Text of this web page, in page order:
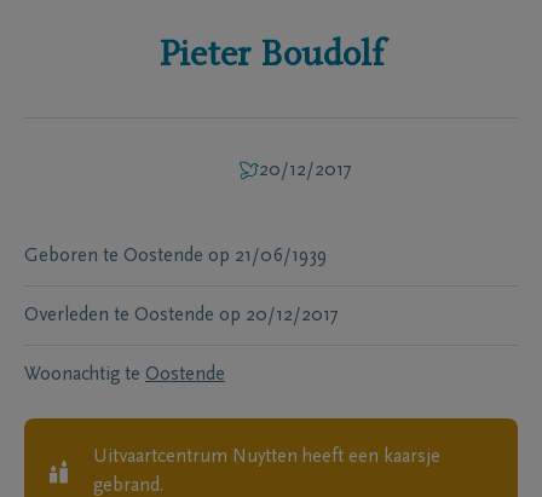
Pieter Boudolf
20/12/2017
Geboren te Oostende op 21/06/1939
Overleden te Oostende op 20/12/2017
Woonachtig te Oostende
Uitvaartcentrum Nuytten heeft een kaarsje
gebrand.